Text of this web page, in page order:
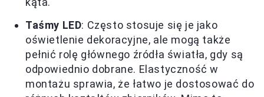
Taśmy LED: Często stosuje się je jako
oświetlenie dekoracyjne, ale mogą także
pełnić rolę głównego źródła światła, gdy są
odpowiednio dobrane. Elastyczność w
montażu sprawia, że łatwo je dostosować do